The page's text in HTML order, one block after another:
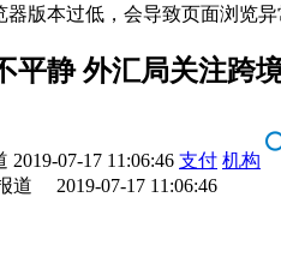
版本过低，会导致页面浏览
平静 外汇局关注跨
2019-07-17 11:06:46 支付 机构
道 2019-07-17 11:06:46